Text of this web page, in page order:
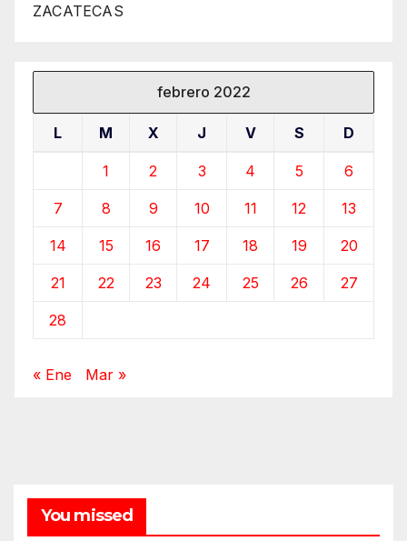
ZACATECAS
febrero 2022
L M X J V S D
1 2 3 4 5 6
7 8 9 10 11 12 13
14 15 16 17 18 19 20
21 22 23 24 25 26 27
28
« Ene Mar »
You missed